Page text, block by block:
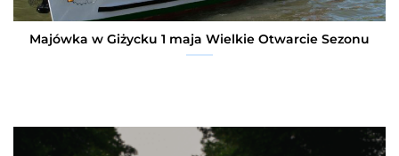
Majówka w Giżycku 1 maja Wielkie Otwarcie Sezonu